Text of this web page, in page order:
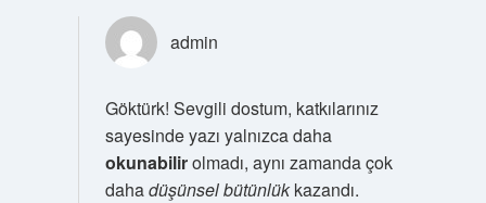
admin
Göktürk! Sevgili dostum, katkılarınız
sayesinde yazı yalnızca daha
okunabilirolmadı, aynı zamanda çok
dahadüşünsel bütünlükkazandı.